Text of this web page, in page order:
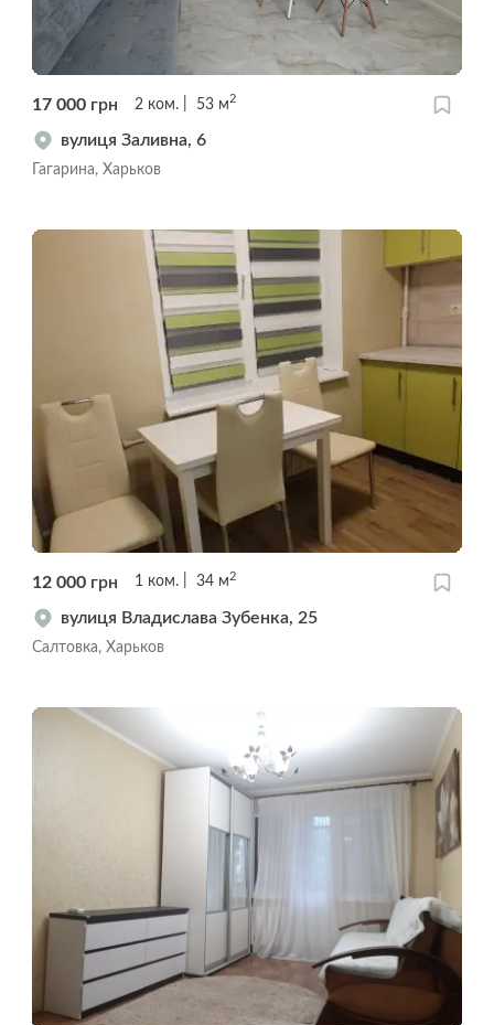
17 000 грн 2 ком. 53 м2
вулиця Заливна, 6
Гагарина, Харьков
12 000 грн 1 ком. 34 м 2
вулиця Владислава Зубенка, 25
Салтовка, Харьков